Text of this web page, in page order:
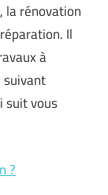
la rénovation
Il
à
suivant
suit vous
?